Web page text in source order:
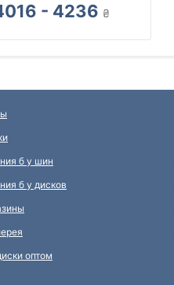
- 4236 ₴
б у шин
б у дисков
оптом